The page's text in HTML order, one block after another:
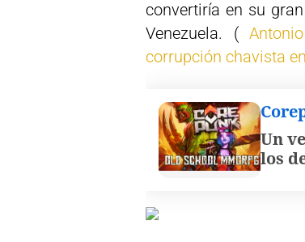
convertiría en su
Venezuela. (
corrupción chavista
Un
los